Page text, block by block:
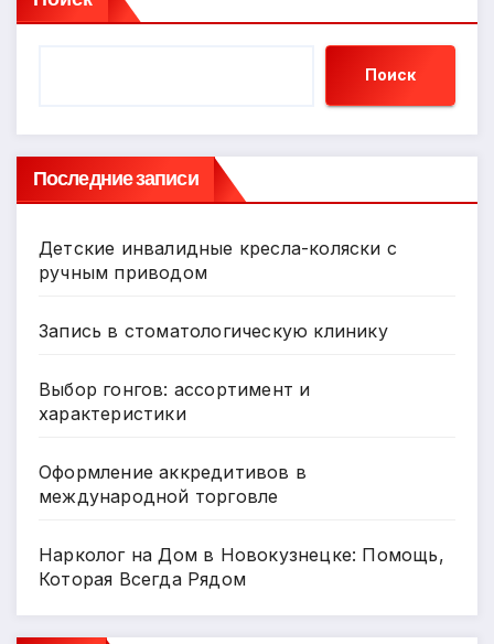
Поиск
Последние записи
Детские инвалидные кресла-коляски с
ручным приводом
Запись в стоматологическую клинику
Выбор гонгов: ассортимент и
характеристики
Оформление аккредитивов в
международной торговле
Нарколог на Дом в Новокузнецке: Помощь,
Которая Всегда Рядом